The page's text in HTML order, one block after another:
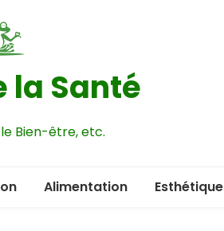
la Santé
Bien-être, etc.
Alimentation Esthétique